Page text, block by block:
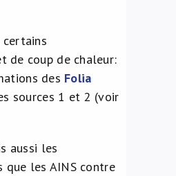
certains
de coup de chaleur:
des Folia
sources 1 et 2 (voir
aussi les
que les AINS contre